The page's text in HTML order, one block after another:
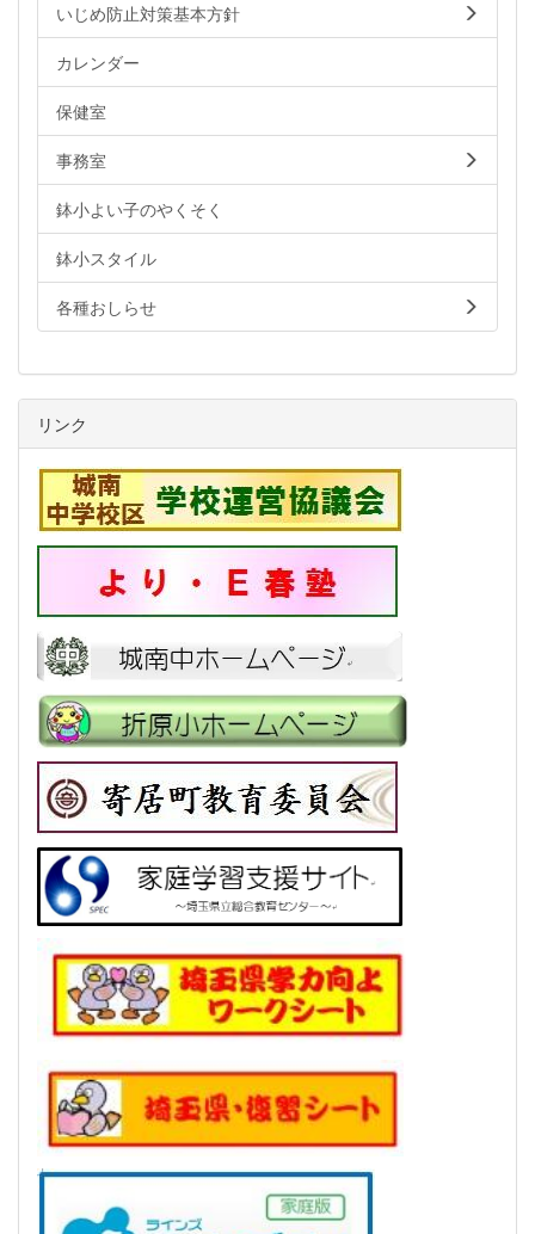
いじめ防止対策基本方針
カレンダー
保健室
事務室
鉢小よい子のやくそく
鉢小スタイル
各種おしらせ
リンク